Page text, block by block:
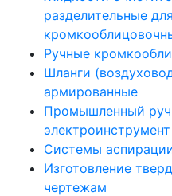
разделительные для
Ручные
Шланги
армированные
Промышленный
Системы
Изготовление
чертежам